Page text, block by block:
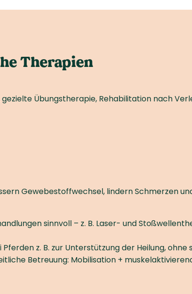
Therapien
gezielte Übungs­therapie, Rehabilitation nach
Gewebe­stoff­wechsel, lindern Schmerzen
sinnvoll – z. B. Laser- und
z. B. zur Unterstützung der Heilung, ohne
Betreuung: Mobilisation +